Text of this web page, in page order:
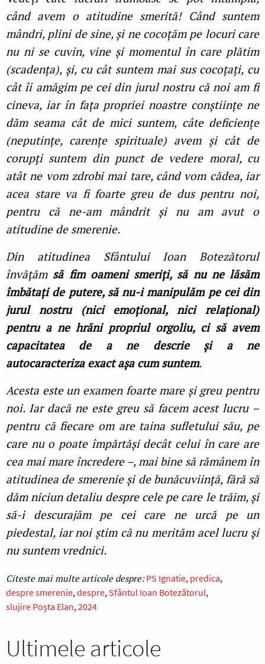
când avem o atitudine smerită! Când suntem
mândri, plini de sine, și ne cocoţăm pe locuri care
nu ni se cuvin, vine și momentul în care plătim
(scadenţa), și, cu cât suntem mai sus cocoţaţi, cu
cât îi amăgim pe cei din jurul nostru că noi am fi
cineva, iar în faţa propriei noastre conștiinţe ne
dăm seama cât de mici suntem, câte deficienţe
(neputinţe, carenţe spirituale) avem și cât de
corupţi suntem din punct de vedere moral, cu
atât ne vom zdrobi mai tare, când vom cădea, iar
acea stare va fi foarte greu de dus pentru noi,
pentru că ne-am mândrit și nu am avut o
atitudine de smerenie.
Din atitudinea Sfântului Ioan Botezătorul
învăţăm să fim oameni smeriţi, să nu ne lăsăm
îmbătaţi de putere, să nu-i manipulăm pe cei din
jurul nostru (nici emoţional, nici relaţional)
pentru a ne hrăni propriul orgoliu, ci să avem
capacitatea de a ne descrie și a ne
autocaracteriza exact așa cum suntem.
Acesta este un examen foarte mare și greu pentru
noi. Iar dacă ne este greu să facem acest lucru –
pentru că fiecare om are taina sufletului său, pe
care nu o poate împărtăși decât celui în care are
cea mai mare încredere –, mai bine să rămânem în
atitudinea de smerenie și de bunăcuviinţă, fără să
dăm niciun detaliu despre cele pe care le trăim, și
să-i descurajăm pe cei care ne urcă pe un
piedestal, iar noi știm că nu merităm acel lucru și
nu suntem vrednici.
PS Ignatie predica
despre smerenie despre Sfântul Ioan Botezătorul
slujire Poșta Elan 2024
Ultimele articole